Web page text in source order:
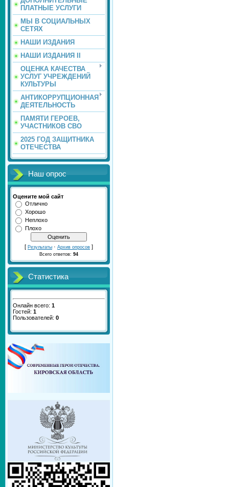
ПЛАТНЫЕ УСЛУГИ
МЫ В СОЦИАЛЬНЫХ
СЕТЯХ
НАШИ ИЗДАНИЯ
НАШИ ИЗДАНИЯ II
ОЦЕНКА КАЧЕСТВА
УСЛУГ УЧРЕЖДЕНИЙ
КУЛЬТУРЫ
АНТИКОРРУПЦИОННАЯ
ДЕЯТЕЛЬНОСТЬ
ПАМЯТИ ГЕРОЕВ,
УЧАСТНИКОВ СВО
2025 ГОД ЗАЩИТНИКА
ОТЕЧЕСТВА
Наш опрос
Оцените мой сайт
Отлично
Хорошо
Неплохо
Плохо
[ Результаты · Архив опросов ]
Всего ответов: 94
Статистика
Онлайн всего: 1
Гостей: 1
Пользователей: 0